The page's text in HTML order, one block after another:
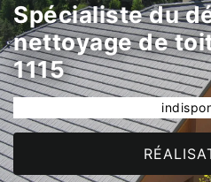
Spécialiste du
nettoyage de
1115